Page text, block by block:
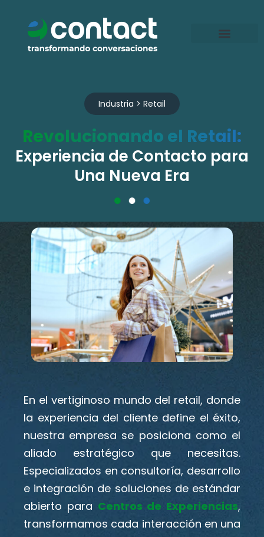
contenido
Industria > Retail
Revolucionando el Retail:
Experiencia de Contacto para
Una Nueva Era
En el vertiginoso mundo del retail, donde
la experiencia del cliente define el éxito,
nuestra empresa se posiciona como el
aliado estratégico que necesitas.
Especializados en consultoría, desarrollo
e integración de soluciones de estándar
abierto para Centros de Experiencias,
transformamos cada interacción en una